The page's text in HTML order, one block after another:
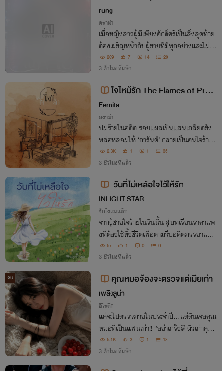
rung
ดราม่า
เมื่อหญิงสาวผู้มีเพียงศักดิ์ศรีเป็นสิ่งสุดท้าย
ต้องเผชิญหน้ากับผู้ชายที่มีทุกอย่างและไม่เค
ยยอมให้สิ่งใดหลุดจากมือระหว่างอิสรภาพข
องเธอ กับหัวใจของเขา ใครจะเป็นฝ่ายพ่ายแ
269 7 14 20
3 ชั่วโมงที่แล้ว
ใจไหม้รัก The Flames of Preju
dice
Fernita
ดราม่า
ปมร้ายในอดีต รอยแผลเป็นแสนเกลียดชัง
หล่อหลอมให้ ‘การันต์’ กลายเป็นคนใจร้ายที่
ไม่ไว้ใจใคร อคติสั่งให้เขาตัดสินเธออย่างไร้ค่
า ทว่าส่วนลึกของหัวใจกลับเพรียกหาและไข
ว่คว้าเพียงเธอ
2.3K 1 1 35
3 ชั่วโมงที่แล้ว
วันที่ไม่เหลือใจไว้ให้รัก
INLIGHT STAR
รักโรแมนติก
จากผู้ชายใจร้ายในวันนั้น สู่บทเรียนราคาแพ
งที่ต้องใช้ทั้งชีวิตเพื่อตามจีบอดีตภรรยาและ
ลูกกลับคืนมา!
57 1 0 0
3 ชั่วโมงที่แล้ว
จบ คุณหมอจ้องจะตรวจแต่เมียเก่า
เพลิงลูน่า
อีโรติก
แค่จะไปตรวจภายในประจำปี...แต่ดันเจอคุณ
หมอที่เป็นแฟนเก่า!! “อย่าเกร็งสิ ผัวเก่าคุณไ
ม่สอนหรอว่าเวลาแบบนี้ควรปล่อยตัว”
5.1K 3 1 18
3 ชั่วโมงที่แล้ว